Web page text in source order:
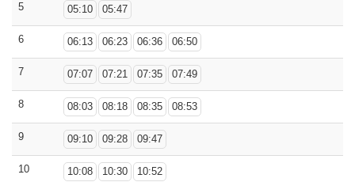
5 05:10 05:47
6 06:13 06:23 06:36 06:50
7 07:07 07:21 07:35 07:49
8 08:03 08:18 08:35 08:53
9 09:10 09:28 09:47
10 10:08 10:30 10:52